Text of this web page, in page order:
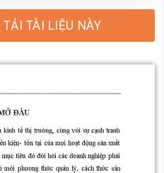
TẢI TÀI LIỆU NÀY